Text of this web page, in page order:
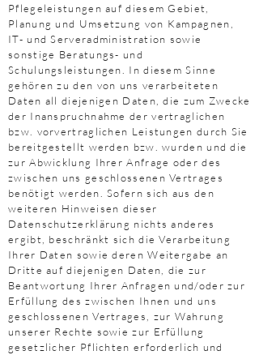
Pflegeleistungen auf diesem Gebiet,
Planung und Umsetzung von Kampagnen,
IT- und Serveradministration sowie
sonstige Beratungs- und
Schulungsleistungen. In diesem Sinne
gehören zu den von uns verarbeiteten
Daten all diejenigen Daten, die zum Zwecke
der Inanspruchnahme der vertraglichen
bzw. vorvertraglichen Leistungen durch Sie
bereitgestellt werden bzw. wurden und die
zur Abwicklung Ihrer Anfrage oder des
zwischen uns geschlossenen Vertrages
benötigt werden. Sofern sich aus den
weiteren Hinweisen dieser
Datenschutzerklärung nichts anderes
ergibt, beschränkt sich die Verarbeitung
Ihrer Daten sowie deren Weitergabe an
Dritte auf diejenigen Daten, die zur
Beantwortung Ihrer Anfragen und/oder zur
Erfüllung des zwischen Ihnen und uns
geschlossenen Vertrages, zur Wahrung
unserer Rechte sowie zur Erfüllung
gesetzlicher Pflichten erforderlich und